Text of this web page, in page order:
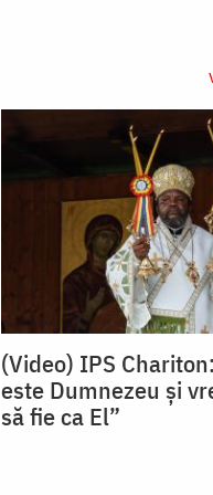
(Video) IPS
este Dumnezeu și
să fie ca El”